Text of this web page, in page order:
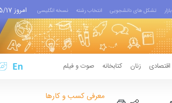
بازار تشکل های دانشجویی انتخاب رشته نسخه انگلیسی امروز 1405/05/17
اقتصادی زنان کتابخانه صوت و فیلم
معرفی کسب و کارها